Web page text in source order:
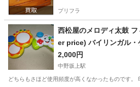
プリフラ
西松屋のメロディ太鼓
er price) バイリンガル・
ちゃん おもちゃ 知育・学
2,000円
中野坂上駅
どちらもさほど使用頻度が高くなかったものです